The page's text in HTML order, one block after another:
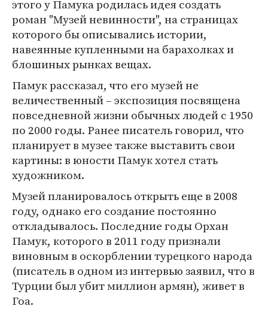
этого у Памука родилась идея создать
роман "Музей невинности", на страницах
которого бы описывались истории,
навеянные купленными на барахолках и
блошиных рынках вещах.
Памук рассказал, что его музей не
величественный – экспозиция посвящена
повседневной жизни обычных людей с 1950
по 2000 годы. Ранее писатель говорил, что
планирует в музее также выставить свои
картины: в юности Памук хотел стать
художником.
Музей планировалось открыть еще в 2008
году, однако его создание постоянно
откладывалось. Последние годы Орхан
Памук, которого в 2011 году признали
виновным в оскорблении турецкого народа
(писатель в одном из интервью заявил, что в
Турции был убит миллион армян), живет в
Гоа.